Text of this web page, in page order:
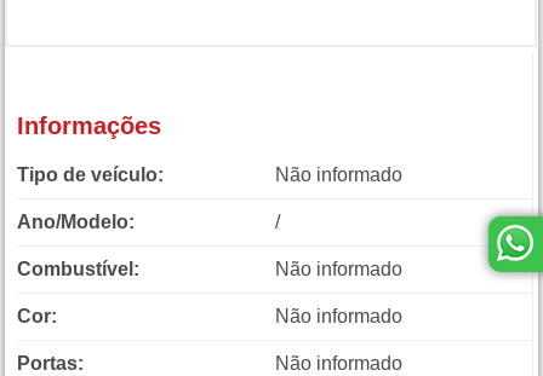
Informações
Tipo de veículo: Não informado
Ano/Modelo: /
Combustível: Não informado
Cor: Não informado
Portas: Não informado